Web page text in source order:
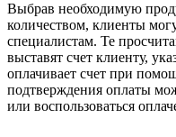
Выбрав необходимую
количеством, клиенты
специалистам. Те
выставят счет клиенту,
оплачивает счет при
подтверждения оплаты
или воспользоваться